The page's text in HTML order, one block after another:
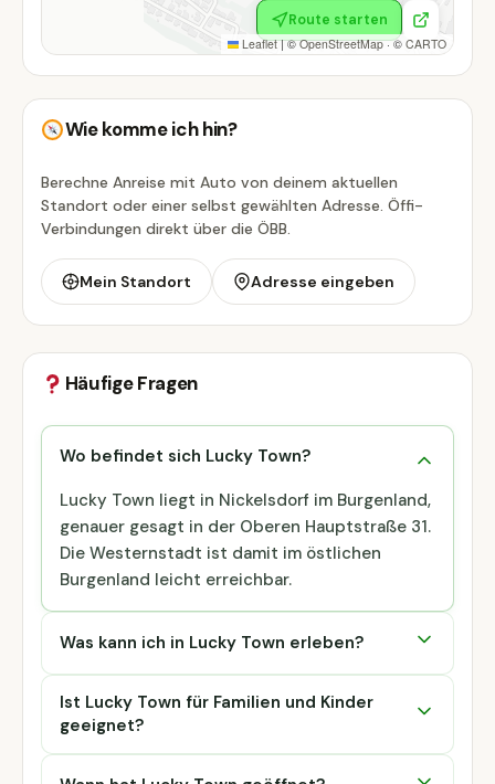
Leaflet |©OpenStreetMap· © CARTO
Route starten
Wie komme ich hin?
Berechne Anreise mit Auto von deinem aktuellen
Standort oder einer selbst gewählten Adresse. Öffi-
Verbindungen direkt über die ÖBB.
Mein Standort Adresse eingeben
Häufige Fragen
Wo befindet sich Lucky Town?
Lucky Town liegt in Nickelsdorf im Burgenland,
genauer gesagt in der Oberen Hauptstraße 31.
Die Westernstadt ist damit im östlichen
Burgenland leicht erreichbar.
Was kann ich in Lucky Town erleben?
Ist Lucky Town für Familien und Kinder
geeignet?